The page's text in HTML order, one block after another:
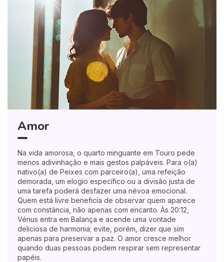
Amor
Na vida amorosa, o quarto minguante em Touro pede
menos adivinhação e mais gestos palpáveis. Para o(a)
nativo(a) de Peixes com parceiro(a), uma refeição
demorada, um elogio específico ou a divisão justa de
uma tarefa poderá desfazer uma névoa emocional.
Quem está livre beneficia de observar quem aparece
com constância, não apenas com encanto. Às 20:12,
Vénus entra em Balança e acende uma vontade
deliciosa de harmonia; evite, porém, dizer que sim
apenas para preservar a paz. O amor cresce melhor
quando duas pessoas podem respirar sem representar
papéis.